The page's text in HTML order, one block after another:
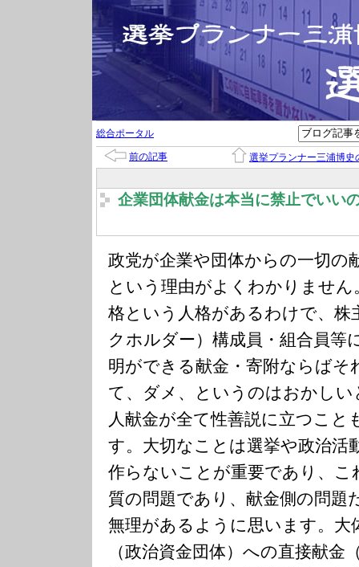
総合ポータル
前の記事 選挙プランナー三浦博史
企業団体献金は本当に禁止でいい
政党が企業や団体からの一切の
という理由がよくわかりませ
格という人格があるわけで、株
クホルダー）構成員・組合員等
明ができる献金・寄附ならばそ
て、ダメ、というのはおかし
人献金が全て性善説に立つこと
す。大切なことは選挙や政治活
作らないことが重要であり、こ
質の問題であり、献金側の問題
無理があるように思います。大
（政治資金団体）への直接献金